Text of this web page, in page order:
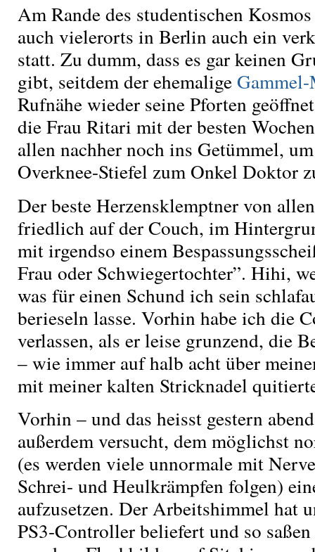
Am Rande des studentischen
auch vielerorts in Berlin auch ein
statt. Zu dumm, dass es gar keinen
gibt, seitdem der ehemalige
Rufnähe wieder seine Pforten
die Frau Ritari mit der besten
allen nachher noch ins Getümmel,
Overknee-Stiefel zum Onkel Doktor
Der beste Herzensklemptner von
friedlich auf der Couch, im
mit irgendso einem
Frau oder Schwiegertochter”. Hihi,
was für einen Schund ich sein
berieseln lasse. Vorhin habe ich die
verlassen, als er leise grunzend, die
– wie immer auf halb acht über
mit meiner kalten Stricknadel
Vorhin – und das heisst gestern
außerdem versucht, dem möglichst
(es werden viele unnormale mit
Schrei- und Heulkrämpfen folgen)
aufzusetzen. Der Arbeitshimmel hat
PS3-Controller beliefert und so